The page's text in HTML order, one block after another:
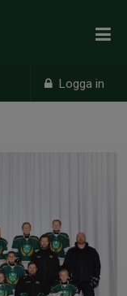
Logga in